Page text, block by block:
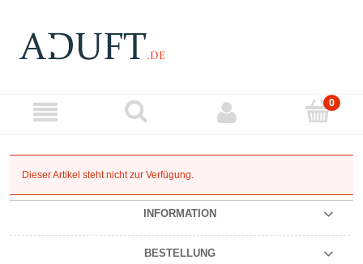
Dieser Artikel steht nicht zur Verfügung.
INFORMATION
BESTELLUNG